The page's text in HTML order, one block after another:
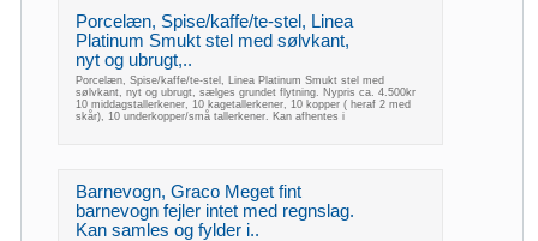
Porcelæn, Spise/kaffe/te-stel, Linea
Platinum Smukt stel med sølvkant,
nyt og ubrugt,..
Porcelæn, Spise/kaffe/te-stel, Linea Platinum Smukt stel med
sølvkant, nyt og ubrugt, sælges grundet flytning. Nypris ca. 4.500kr
10 middagstallerkener, 10 kagetallerkener, 10 kopper ( heraf 2 med
skår), 10 underkopper/små tallerkener. Kan afhentes i
Barnevogn, Graco Meget fint
barnevogn fejler intet med regnslag.
Kan samles og fylder i..